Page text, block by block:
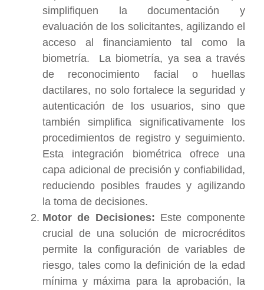
simplifiquen la documentación y
evaluación de los solicitantes, agilizando el
acceso al financiamiento tal como la
biometría.
La biometría, ya sea a través
de reconocimiento facial o huellas
dactilares, no solo fortalece la seguridad y
autenticación de los usuarios, sino que
también simplifica significativamente los
procedimientos de registro y seguimiento.
Esta integración biométrica ofrece una
capa adicional de precisión y confiabilidad,
reduciendo posibles fraudes y agilizando
la toma de decisiones.
Motor de Decisiones: Este componente
crucial de una solución de microcréditos
permite la configuración de variables de
riesgo, tales como la definición de la edad
mínima y máxima para la aprobación, la